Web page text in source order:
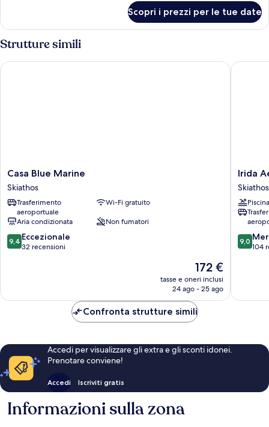
Double
View
Scopri i prezzi per le tue date
Strutture simili
Casa
Blue
Marine
Skiathos
Casa Blue Marine
Skiathos
Trasferimento
aeroportuale
Wi-Fi gratuito
Aria condizionata
Non fumatori
9.4
su
9,4 Eccezionale
32 recensioni
Il
prezzo
attuale
172 €
172 €
tasse e oneri inclusi
24 ago - 25 ago
Casa Blue Marine
Irida
Aegean
View
Skiathos
Irida
Skiathos
Piscina
9.0
su
9,0
104
Irida
Confronta strutture simili
Accedi per visualizzare gli extra e gli sconti idonei.
Prenotare conviene!
Accedi Iscriviti gratis
Informazioni sulla zona